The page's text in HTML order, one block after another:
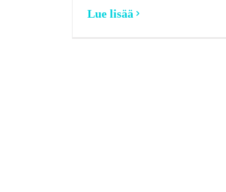
Lue lisää